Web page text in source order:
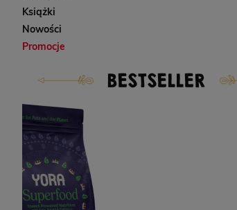
Książki
Nowości
Promocje
BESTSELLER